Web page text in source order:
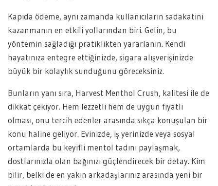
Kapıda ödeme, aynı zamanda kullanıcıların sadakatini
kazanmanın en etkili yollarından biri. Gelin, bu
yöntemin sağladığı pratiklikten yararlanın. Kendi
hayatınıza entegre ettiğinizde, sigara alışverişinizde
büyük bir kolaylık sunduğunu göreceksiniz.
Bunların yanı sıra, Harvest Menthol Crush, kalitesi ile de
dikkat çekiyor. Hem lezzetli hem de uygun fiyatlı
olması, onu tercih edenler arasında sıkça konuşulan bir
konu haline geliyor. Evinizde, iş yerinizde veya sosyal
ortamlarda bu keyifli mentol tadını paylaşmak,
dostlarınızla olan bağınızı güçlendirecek bir detay. Kim
bilir, belki de en yakın arkadaşlarınız arasında yeni bir